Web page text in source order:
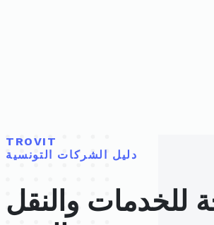
TROVIT
دليل الشركات التونسية
للخدمات والنقل